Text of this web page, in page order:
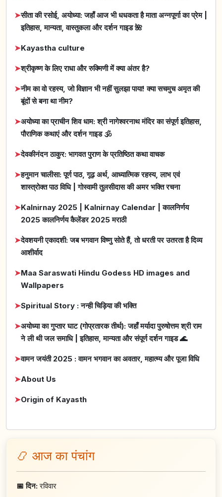
➤सीता की रसोई, अयोध्या: जहाँ आज भी धधकता है माता अन्नपूर्णा का प्रेम |
इतिहास, मान्यता, वास्तुकला और दर्शन गाइड 🌺
➤Kayastha culture
➤श्रीकृष्ण के लिए राधा और रुक्मिणी में क्या अंतर है?
➤नीम का वो रहस्य, जो विज्ञान भी नहीं सुलझा पाया! क्या सचमुच अमृत की
बूंदों से बना था नीम?
➤अयोध्या का प्राचीन शिव धाम: श्री नागेश्वरनाथ मंदिर का संपूर्ण इतिहास,
पौराणिक कथाएं और दर्शन गाइड 🕉️
➤देवकीनंदन ठाकुर: भागवत पुराण के प्रतिष्ठित कथा वाचक
➤हनुमान चालीसा: पूर्ण पाठ, गूढ़ अर्थ, आध्यात्मिक रहस्य, लाभ एवं
शास्त्रोक्त पाठ विधि | गोस्वामी तुलसीदास की अमर भक्ति रचना
➤Kalnirnay 2025 | Kalnirnay Calendar | कालनिर्णय
2025 कालनिर्णय कैलेंडर 2025 मराठी
➤देवशयनी एकादशी: जब भगवान विष्णु सोते हैं, तो धरती पर उतरता है दिव्य
आशीर्वाद
➤Maa Saraswati Hindu Godess HD images and
Wallpapers
➤Spiritual Story : नन्ही चिड़िया की भक्ति
➤अयोध्या का गुप्तार घाट (गोप्रतारक तीर्थ): जहाँ मर्यादा पुरुषोत्तम श्री राम
ने ली थी जल समाधि | इतिहास, मान्यता और संपूर्ण दर्शन गाइड 🌊
➤वामन जयंती 2025 : वामन भगवान का अवतार, महात्म्य और पूजा विधि
➤About Us
➤Origin of Kayasth
📿 आज का पंचांग
📅 दिन:रविवार